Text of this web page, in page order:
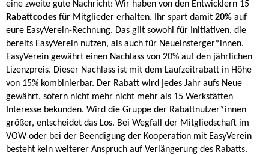
eine zweite gute Nachricht: Wir haben von den Entwicklern 15
Rabattcodes für Mitglieder erhalten. Ihr spart damit 20% auf
eure EasyVerein-Rechnung. Das gilt sowohl für Initiativen, die
bereits EasyVerein nutzen, als auch für Neueinsterger*innen.
EasyVerein gewährt einen Nachlass von 20% auf den jährlichen
Lizenzpreis. Dieser Nachlass ist mit dem Laufzeitrabatt in Höhe
von 15% kombinierbar. Der Rabatt wird jedes Jahr aufs Neue
gewährt, sofern nicht mehr nicht mehr als 15 Werkstätten
Interesse bekunden. Wird die Gruppe der Rabattnutzer*innen
größer, entscheidet das Los. Bei Wegfall der Mitgliedschaft im
VOW oder bei der Beendigung der Kooperation mit EasyVerein
besteht kein weiterer Anspruch auf Verlängerung des Rabatts.